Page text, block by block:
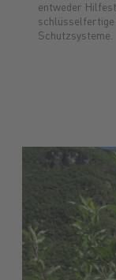
entweder
schlüsselfertige
Schutzsysteme.